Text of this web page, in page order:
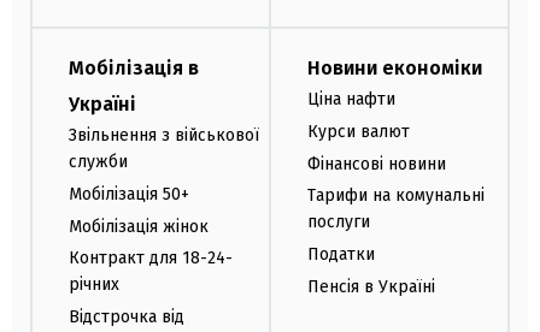
Мобілізація в
Україні
Звільнення з військової
служби
Мобілізація 50+
Мобілізація жінок
Контракт для 18-24-
річних
Відстрочка від
Новини економіки
Ціна нафти
Курси валют
Фінансові новини
Тарифи на комунальні
послуги
Податки
Пенсія в Україні